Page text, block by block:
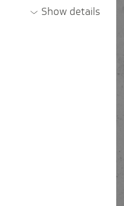
eingehen, können
Show details